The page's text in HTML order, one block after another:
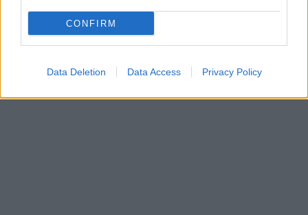
CONFIRM
Data Deletion Data Access Privacy Policy